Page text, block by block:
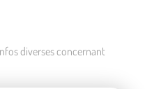
diverses concernant